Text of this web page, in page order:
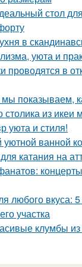
стол
в
уюта и
проводятся в
показываем,
из икеи
уюта и стиля!
уютной ванной
катания на
любого вкуса:
участка
клумбы